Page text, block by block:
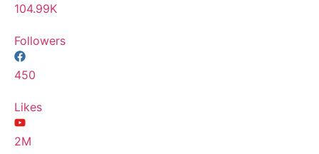
104.99K
Followers
450
Likes
2M